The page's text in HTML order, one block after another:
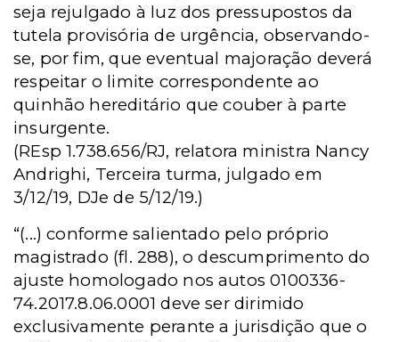
seja rejulgado à luz dos pressupostos da
tutela provisória de urgência, observando-
se, por fim, que eventual majoração deverá
respeitar o limite correspondente ao
quinhão hereditário que couber à parte
insurgente.
(REsp 1.738.656/RJ, relatora ministra Nancy
Andrighi, Terceira turma, julgado em
3/12/19, DJe de 5/12/19.)
“(...) conforme salientado pelo próprio
magistrado (fl. 288), o descumprimento do
ajuste homologado nos autos 0100336-
74.2017.8.06.0001 deve ser dirimido
exclusivamente perante a jurisdição que o